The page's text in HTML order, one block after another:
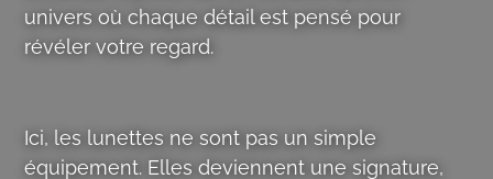
univers où chaque détail est pensé pour
révéler votre regard.
Ici, les lunettes ne sont pas un simple
équipement. Elles deviennent une signature,